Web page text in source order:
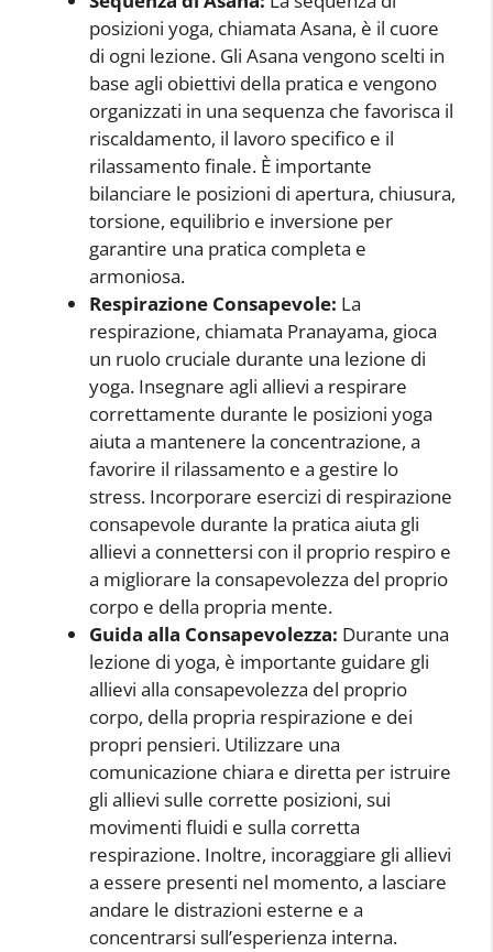
posizioni yoga, chiamata Asana, è il cuore
di ogni lezione. Gli Asana vengono scelti in
base agli obiettivi della pratica e vengono
organizzati in una sequenza che favorisca il
riscaldamento, il lavoro specifico e il
rilassamento finale. È importante
bilanciare le posizioni di apertura, chiusura,
torsione, equilibrio e inversione per
garantire una pratica completa e
armoniosa.
Respirazione Consapevole: La
respirazione, chiamata Pranayama, gioca
un ruolo cruciale durante una lezione di
yoga. Insegnare agli allievi a respirare
correttamente durante le posizioni yoga
aiuta a mantenere la concentrazione, a
favorire il rilassamento e a gestire lo
stress. Incorporare esercizi di respirazione
consapevole durante la pratica aiuta gli
allievi a connettersi con il proprio respiro e
a migliorare la consapevolezza del proprio
corpo e della propria mente.
Guida alla Consapevolezza: Durante una
lezione di yoga, è importante guidare gli
allievi alla consapevolezza del proprio
corpo, della propria respirazione e dei
propri pensieri. Utilizzare una
comunicazione chiara e diretta per istruire
gli allievi sulle corrette posizioni, sui
movimenti fluidi e sulla corretta
respirazione. Inoltre, incoraggiare gli allievi
a essere presenti nel momento, a lasciare
andare le distrazioni esterne e a
concentrarsi sull’esperienza interna.